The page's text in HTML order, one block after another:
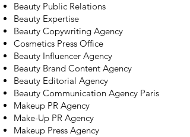
Beauty Public Relations
Beauty Expertise
Beauty Copywriting Agency
Cosmetics Press Office
Beauty Influencer Agency
Beauty Brand Content Agency
Beauty Editorial Agency
Beauty Communication Agency Paris
Makeup PR Agency
Make-Up PR Agency
Makeup Press Agency